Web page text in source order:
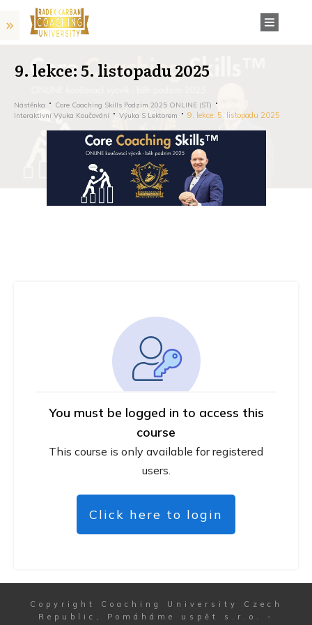
9. lekce: 5. listopadu 2025
Nástěnka
Core Coaching Skills Podzim 2025 ONLINE (ST)
Interaktivní Výuka Koučování
Výuka S Lektorem 9. lekce: 5. listopadu 2025
You must be logged in to access this
course
This course is only available for registered
users.
Click here to login
Copyright
Coaching University Czech
Republic, Pomáháme uspět s.r.o.
-